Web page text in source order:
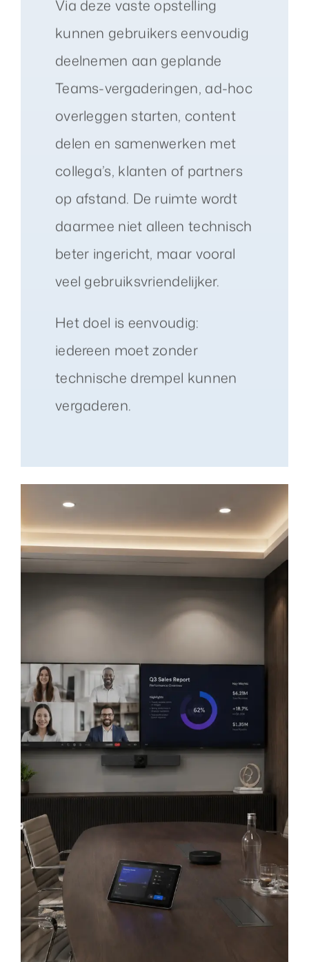
Via deze vaste opstelling
kunnen gebruikers eenvoudig
deelnemen aan geplande
Teams-vergaderingen, ad-hoc
overleggen starten, content
delen en samenwerken met
collega’s, klanten of partners
op afstand. De ruimte wordt
daarmee niet alleen technisch
beter ingericht, maar vooral
veel gebruiksvriendelijker.
Het doel is eenvoudig:
iedereen moet zonder
technische drempel kunnen
vergaderen.